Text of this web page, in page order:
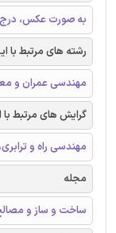
به صورت عکس،
رشته های مرتبط با
مهندسی عمران و
گرایش های مرتبط با
مهندسی راه و
مجله
ساخت و ساز و